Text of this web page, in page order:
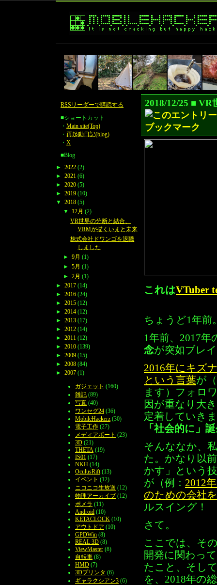
2018/12/25 ■
これはVTuber
ちょうど1年前
1年前、2017年
念が突如ブレ
2016年にキズ
という言葉が
ます）フォロ
因が重なり大
定着していき
「社会的に」
そんななか、
た。かなり以
かす」という
が（例： 2012
のための会社
ルスイング！
さて。
ここでは、そ
開発に関わっ
たこと、そし
を、2018年の
RSSリーダーで購読する
■ショートカット
・ Main site(Top)
・ 再起動日記(blog)
・ X
■Blog
► 2022 (2)
► 2021 (6)
► 2020 (5)
► 2019 (10)
▼ 2018 (5)
▼
12月 (2)
VR世界の分断と結合、
VRMが描くいまと未来
株式会社ドワンゴを退職
しました
► 9月 (1)
► 5月 (1)
► 2月 (1)
► 2017 (14)
► 2016 (24)
► 2015 (12)
► 2014 (12)
► 2013 (17)
► 2012 (14)
► 2011 (12)
► 2010 (139)
► 2009 (15)
► 2008 (84)
► 2007 (1)
ガジェット (160)
雑記 (89)
写真 (40)
ワンセグ24 (36)
MobileHackerz (30)
電子工作 (27)
メディアポート (23)
3D (21)
THETA (19)
IS01 (17)
NKH (14)
OculusRift (13)
イベント (12)
ニコニコ生放送 (12)
物理アーカイブ (12)
ポメラ (11)
Android (10)
KETACLOCK (10)
アウトドア (10)
GPDWin (8)
REAL 3D (8)
ViewMaster (8)
自転車 (8)
HMD (7)
3Dプリンタ (6)
ギャラクシアン3 (6)